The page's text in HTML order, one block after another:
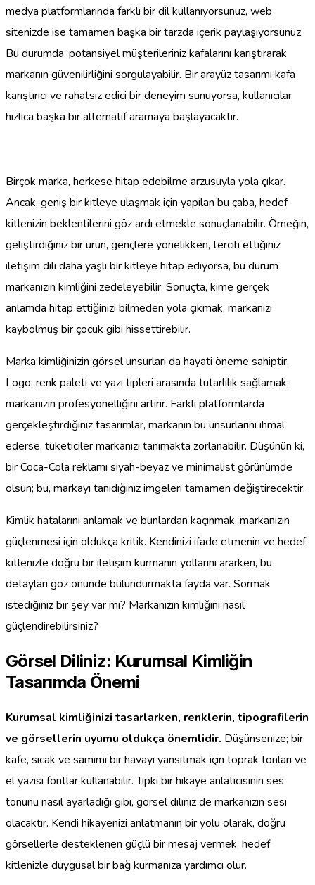
medya platformlarında farklı bir dil kullanıyorsunuz, web
sitenizde ise tamamen başka bir tarzda içerik paylaşıyorsunuz.
Bu durumda, potansiyel müşterileriniz kafalarını karıştırarak
markanın güvenilirliğini sorgulayabilir. Bir arayüz tasarımı kafa
karıştırıcı ve rahatsız edici bir deneyim sunuyorsa, kullanıcılar
hızlıca başka bir alternatif aramaya başlayacaktır.
Birçok marka, herkese hitap edebilme arzusuyla yola çıkar.
Ancak, geniş bir kitleye ulaşmak için yapılan bu çaba, hedef
kitlenizin beklentilerini göz ardı etmekle sonuçlanabilir. Örneğin,
geliştirdiğiniz bir ürün, gençlere yönelikken, tercih ettiğiniz
iletişim dili daha yaşlı bir kitleye hitap ediyorsa, bu durum
markanızın kimliğini zedeleyebilir. Sonuçta, kime gerçek
anlamda hitap ettiğinizi bilmeden yola çıkmak, markanızı
kaybolmuş bir çocuk gibi hissettirebilir.
Marka kimliğinizin görsel unsurları da hayati öneme sahiptir.
Logo, renk paleti ve yazı tipleri arasında tutarlılık sağlamak,
markanızın profesyonelliğini artırır. Farklı platformlarda
gerçekleştirdiğiniz tasarımlar, markanın bu unsurlarını ihmal
ederse, tüketiciler markanızı tanımakta zorlanabilir. Düşünün ki,
bir Coca-Cola reklamı siyah-beyaz ve minimalist görünümde
olsun; bu, markayı tanıdığınız imgeleri tamamen değiştirecektir.
Kimlik hatalarını anlamak ve bunlardan kaçınmak, markanızın
güçlenmesi için oldukça kritik. Kendinizi ifade etmenin ve hedef
kitlenizle doğru bir iletişim kurmanın yollarını ararken, bu
detayları göz önünde bulundurmakta fayda var. Sormak
istediğiniz bir şey var mı? Markanızın kimliğini nasıl
güçlendirebilirsiniz?
Görsel Diliniz: Kurumsal Kimliğin
Tasarımda Önemi
Kurumsal kimliğinizi tasarlarken, renklerin, tipografilerin
ve görsellerin uyumu oldukça önemlidir. Düşünsenize; bir
kafe, sıcak ve samimi bir havayı yansıtmak için toprak tonları ve
el yazısı fontlar kullanabilir. Tıpkı bir hikaye anlatıcısının ses
tonunu nasıl ayarladığı gibi, görsel diliniz de markanızın sesi
olacaktır. Kendi hikayenizi anlatmanın bir yolu olarak, doğru
görsellerle desteklenen güçlü bir mesaj vermek, hedef
kitlenizle duygusal bir bağ kurmanıza yardımcı olur.